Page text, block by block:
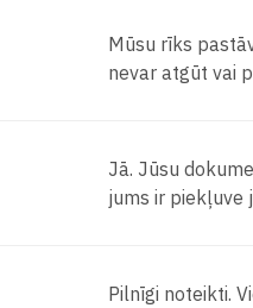
Mūsu rīks
nevar atgūt vai
Jā. Jūsu
jums ir piekļuve
Pilnīgi noteikti.